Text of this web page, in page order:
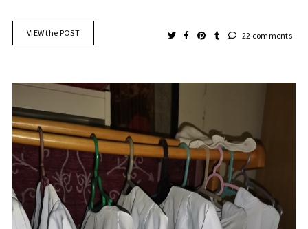
VIEW the POST 22 comments